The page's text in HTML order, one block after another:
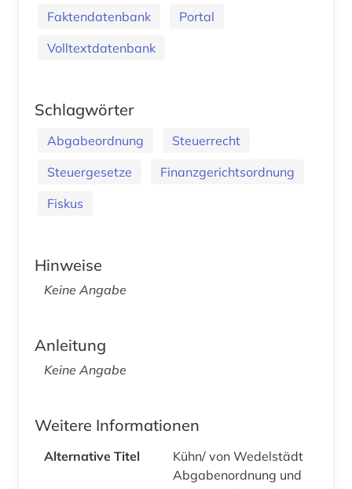
Faktendatenbank
Portal
Volltextdatenbank
Schlagwörter
Abgabeordnung
Steuerrecht
Steuergesetze
Finanzgerichtsordnung
Fiskus
Hinweise
Keine Angabe
Anleitung
Keine Angabe
Weitere Informationen
Alternative Titel
Kühn/ von Wedelstädt
Abgabenordnung und